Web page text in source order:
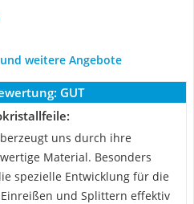
weitere Angebote
GUT
uns durch ihre
Material. Besonders
spezielle Entwicklung für die
und Splittern effektiv